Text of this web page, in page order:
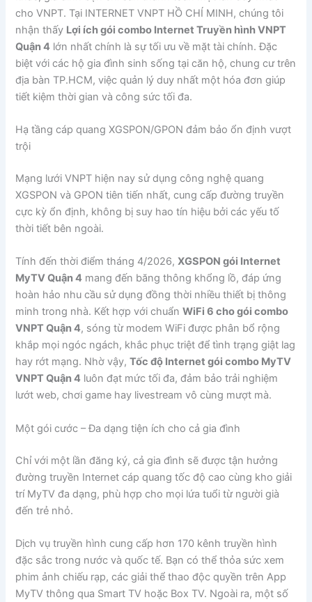
cho VNPT. Tại INTERNET VNPT HỒ CHÍ MINH, chúng tôi
nhận thấy Lợi ích gói combo Internet Truyền hình VNPT
Quận 4 lớn nhất chính là sự tối ưu về mặt tài chính. Đặc
biệt với các hộ gia đình sinh sống tại căn hộ, chung cư trên
địa bàn TP.HCM, việc quản lý duy nhất một hóa đơn giúp
tiết kiệm thời gian và công sức tối đa.
Hạ tầng cáp quang XGSPON/GPON đảm bảo ổn định vượt
trội
Mạng lưới VNPT hiện nay sử dụng công nghệ quang
XGSPON và GPON tiên tiến nhất, cung cấp đường truyền
cực kỳ ổn định, không bị suy hao tín hiệu bởi các yếu tố
thời tiết bên ngoài.
Tính đến thời điểm tháng 4/2026,XGSPON gói Internet
MyTV Quận 4 mang đến băng thông khổng lồ, đáp ứng
hoàn hảo nhu cầu sử dụng đồng thời nhiều thiết bị thông
minh trong nhà. Kết hợp với chuẩnWiFi 6 cho gói combo
VNPT Quận 4, sóng từ modem WiFi được phân bổ rộng
khắp mọi ngóc ngách, khắc phục triệt để tình trạng giật lag
hay rớt mạng. Nhờ vậy,Tốc độ Internet gói combo MyTV
VNPT Quận 4 luôn đạt mức tối đa, đảm bảo trải nghiệm
lướt web, chơi game hay livestream vô cùng mượt mà.
Một gói cước – Đa dạng tiện ích cho cả gia đình
Chỉ với một lần đăng ký, cả gia đình sẽ được tận hưởng
đường truyền Internet cáp quang tốc độ cao cùng kho giải
trí MyTV đa dạng, phù hợp cho mọi lứa tuổi từ người già
đến trẻ nhỏ.
Dịch vụ truyền hình cung cấp hơn 170 kênh truyền hình
đặc sắc trong nước và quốc tế. Bạn có thể thỏa sức xem
phim ảnh chiếu rạp, các giải thể thao độc quyền trên App
MyTV thông qua Smart TV hoặc Box TV. Ngoài ra, một số